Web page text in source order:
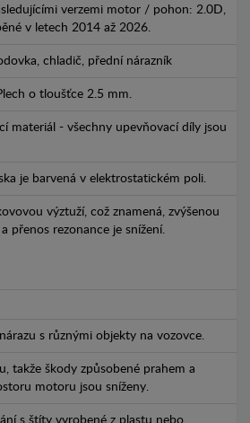
verzemi motor / pohon: 2.0D,
v letech 2014 až 2026.
chladič, přední nárazník
o tloušťce 2.5 mm.
materiál - všechny upevňovací díly jsou
je barvená v elektrostatickém poli.
výztuží, což znamená, zvýšenou
přenos rezonance je snížení.
s různými objekty na vozovce.
takže škody způsobené prahem a
motoru jsou sníženy.
s štíty vyrobené z plastu nebo